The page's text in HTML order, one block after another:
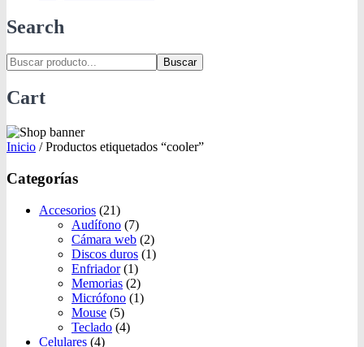
Search
Buscar
Cart
Inicio /Productos etiquetados “cooler”
Categorías
Accesorios (21)
Audífono (7)
Cámara web (2)
Discos duros (1)
Enfriador (1)
Memorias (2)
Micrófono (1)
Mouse (5)
Teclado (4)
Celulares (4)